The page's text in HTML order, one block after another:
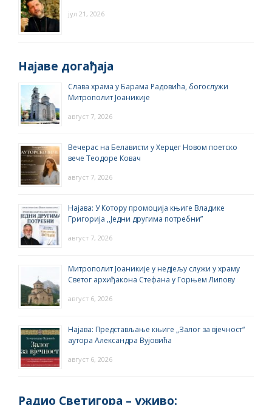
јул 21, 2026
Најаве догађаја
Слава храма у Барама Радовића, богослужи
Митрополит Јоаникије
август 7, 2026
Вечерас на Белависти у Херцег Новом поетско
вече Теодоре Ковач
август 7, 2026
Најава: У Котору промоција књиге Владике
Григорија ,,Једни другима потребни”
август 7, 2026
Митрополит Јоаникије у недјељу служи у храму
Светог архиђакона Стефана у Горњем Липову
август 6, 2026
Најава: Представљање књиге „Залог за вјечност“
аутора Александра Вујовића
август 6, 2026
Радио Светигора – yживо: